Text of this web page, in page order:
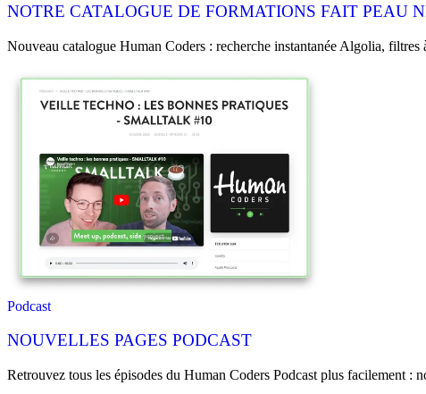
NOTRE CATALOGUE DE FORMATIONS FAIT PEAU
Nouveau catalogue Human Coders : recherche instantanée Algolia,
Podcast
NOUVELLES PAGES PODCAST
Retrouvez tous les épisodes du Human Coders Podcast plus facilement :